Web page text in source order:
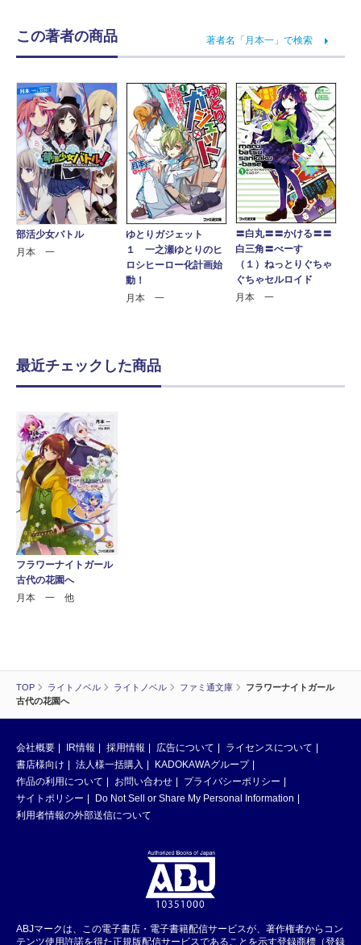
TOP ライトノベル ライトノベル ファミ通文庫
フラワーナイトガール
古代の花園へ
この著者の商品 著者名「月本一」で検索
部活少女バトル
月本 一
ゆとりガジェット
１ 一之瀬ゆとりのヒ
ロシヒーロー化計画始
動！
月本 一
〓白丸〓〓かける〓〓
白三角〓べーす
（１）ねっとりぐちゃ
ぐちゃセルロイド
月本 一
最近チェックした商品
フラワーナイトガール
古代の花園へ
月本 一 他
会社概要 IR情報 採用情報 広告について
ライセンスについて
書店様向け
法人様一括購入
KADOKAWAグループ
作品の利用について
お問い合わせ
プライバシーポリシー
サイトポリシー
Do Not Sell or Share My Personal Information
利用者情報の外部送信について
ABJマークは、この電子書店・電子書籍配信サービスが、著作権者からコン
テンツ使用許諾を得た正規版配信サービスであることを示す登録商標（登録